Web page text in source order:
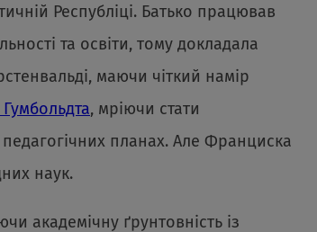
Республіці. Батько працював
та освіти, тому докладала
маючи чіткий намір
Гумбольдта, мріючи стати
планах. Але Франциска
наук.
академічну ґрунтовність із